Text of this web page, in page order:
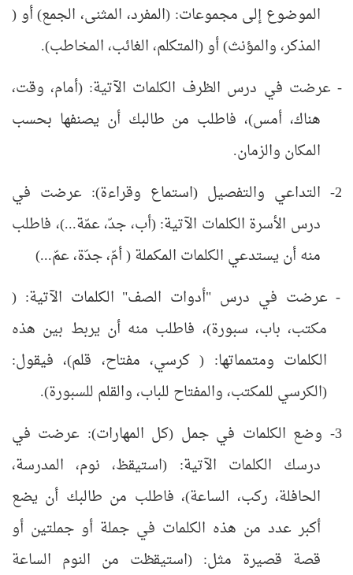
الموضوع إلى مجموعات: (المفرد، المثنى، الجمع) أو (
المذكر، والمؤنث) أو (المتكلم، الغائب، المخاطب).
- عرضت في درس الظرف الكلمات الآتية: (أمام، وقت،
هناك، أمس)، فاطلب من طالبك أن يصنفها بحسب
المكان والزمان.
2- التداعي والتفصيل (استماع وقراءة): عرضت في
درس الأسرة الكلمات الآتية: (أب، جدّ، عمّة...)، فاطلب
منه أن يستدعي الكلمات المكملة ( أمّ، جدّة، عمّ...)
- عرضت في درس "أدوات الصف" الكلمات الآتية: (
مكتب، باب، سبورة)، فاطلب منه أن يربط بين هذه
الكلمات ومتمماتها: ( كرسي، مفتاح، قلم)، فيقول:
(الكرسي للمكتب، والمفتاح للباب، والقلم للسبورة).
3- وضع الكلمات في جمل (كل المهارات): عرضت في
درسك الكلمات الآتية: (استيقظ، نوم، المدرسة،
الحافلة، ركب، الساعة)، فاطلب من طالبك أن يضع
أكبر عدد من هذه الكلمات في جملة أو جملتين أو
قصة قصيرة مثل: (استيقظت من النوم الساعة